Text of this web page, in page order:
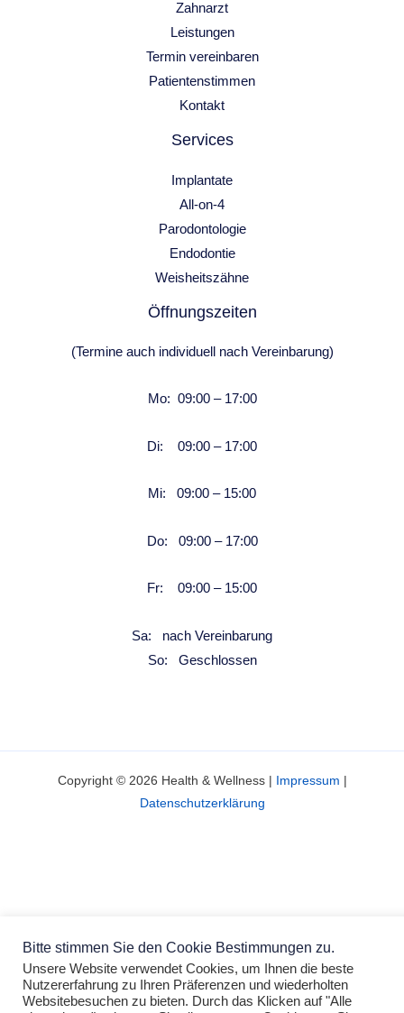
Zahnarzt
Leistungen
Termin vereinbaren
Patientenstimmen
Kontakt
Services
Implantate
All-on-4
Parodontologie
Endodontie
Weisheitszähne
Öffnungszeiten
(Termine auch individuell nach Vereinbarung)
Mo: 09:00 – 17:00
Di: 09:00 – 17:00
Mi: 09:00 – 15:00
Do: 09:00 – 17:00
Fr: 09:00 – 15:00
Sa: nach Vereinbarung
So: Geschlossen
Copyright © 2026 Health & Wellness | Impressum |
Datenschutzerklärung
Bitte stimmen Sie den Cookie Bestimmungen zu.
Unsere Website verwendet Cookies, um Ihnen die beste
Nutzererfahrung zu Ihren Präferenzen und wiederholten
Websitebesuchen zu bieten. Durch das Klicken auf "Alle